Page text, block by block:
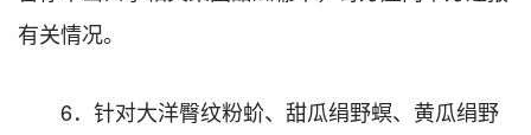
有关情况。
6．针对大洋臀纹粉蚧、甜瓜绢野螟、黄瓜绢野